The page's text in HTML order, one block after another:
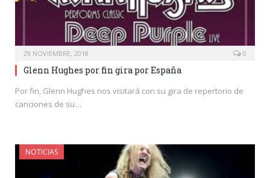
29 NOVIEMBRE, 2018 0
Glenn Hughes por fin gira por España
Por fin, Glenn Hughes nos visitará con su gira de repertorio de
canciones de su…
NOTICIAS